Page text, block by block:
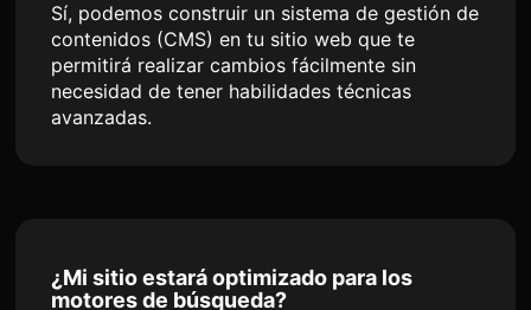
Sí, podemos construir un sistema de gestión de
contenidos (CMS) en tu sitio web que te
permitirá realizar cambios fácilmente sin
necesidad de tener habilidades técnicas
avanzadas.
¿Mi sitio estará optimizado para los
motores de búsqueda?